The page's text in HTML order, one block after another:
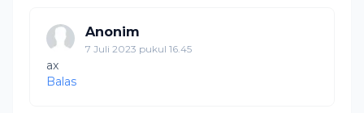
Anonim
7 Juli 2023 pukul 16.45
ax
Balas